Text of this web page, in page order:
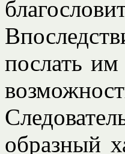
послать
образный